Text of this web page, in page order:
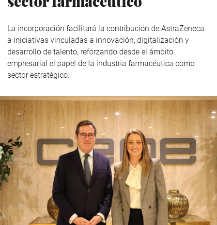
La incorporación facilitará la contribución de AstraZeneca
a iniciativas vinculadas a innovación, digitalización y
desarrollo de talento, reforzando desde el ámbito
empresarial el papel de la industria farmacéutica como
sector estratégico.